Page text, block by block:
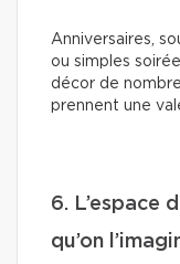
Anniversaires,
ou simples
décor de
prennent une
6. L’espace
qu’on